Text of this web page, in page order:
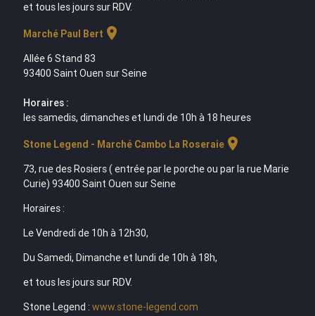
et tous les jours sur RDV.
Marché Paul Bert location_on
Allée 6 Stand 83
93400 Saint Ouen sur Seine
Horaires :
les samedis, dimanches et lundi de 10h à 18 heures
Stone Legend - Marché Cambo La Roseraielocation_on
73, rue des Rosiers ( entrée par le porche ou par la rue Marie
Curie) 93400 Saint Ouen sur Seine
Horaires :
Le Vendredi de 10h à 12h30,
Du Samedi, Dimanche et lundi de 10h à 18h,
et tous les jours sur RDV.
Stone Legend : www.stone-legend.com